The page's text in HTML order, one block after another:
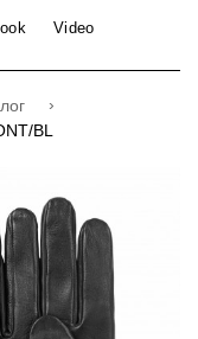
Video
BL